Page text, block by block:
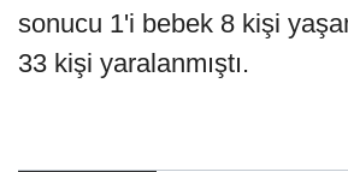
sonucu 1'i bebek 8 kişi
33 kişi yaralanmıştı.